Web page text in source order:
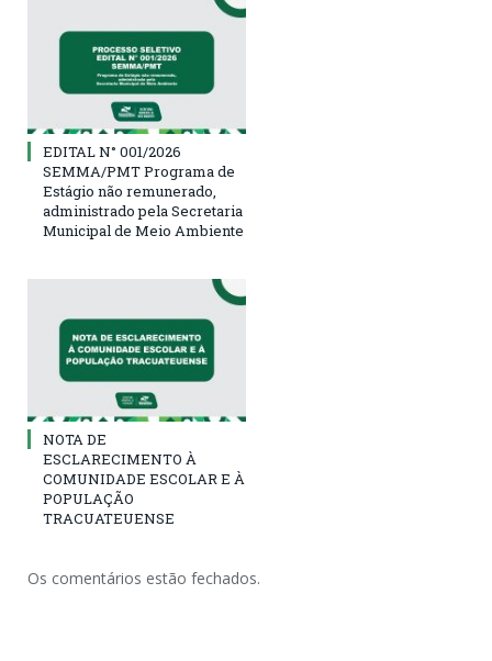
EDITAL N° 001/2026
SEMMA/PMT Programa de
Estágio não remunerado,
administrado pela Secretaria
Municipal de Meio Ambiente
NOTA DE
ESCLARECIMENTO À
COMUNIDADE ESCOLAR E À
POPULAÇÃO
TRACUATEUENSE
Os comentários estão fechados.